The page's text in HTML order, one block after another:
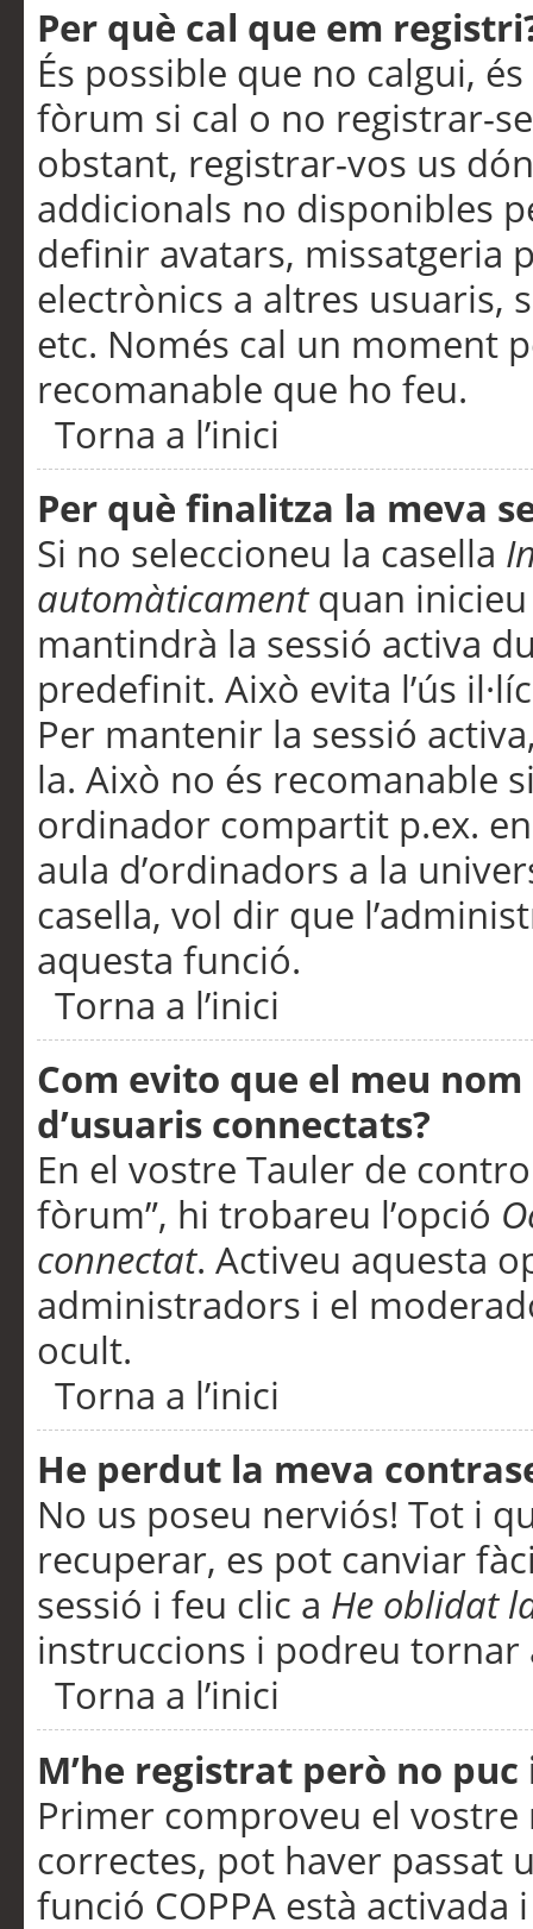
Per què cal que em
És possible que no calgui,
fòrum si cal o no registrar-
obstant, registrar-vos us
addicionals no disponibles
definir avatars, missatgeria
electrònics a altres usuaris,
etc. Només cal un moment
recomanable que ho feu.
Torna a l’inici
Per què finalitza la meva
Si no seleccioneu la casella
automàticamentquan inicieu
mantindrà la sessió activa
predefinit. Això evita l’ús
Per mantenir la sessió
la. Això no és recomanable
ordinador compartit p.ex.
aula d’ordinadors a la
casella, vol dir que
aquesta funció.
Torna a l’inici
Com evito que el meu
d’usuaris connectats?
En el vostre Tauler de
fòrum”, hi trobareu l’opció
connectat. Activeu aquesta
administradors i el
ocult.
Torna a l’inici
He perdut la meva
No us poseu nerviós! Tot i
recuperar, es pot canviar
sessió i feu clic a He oblidat
instruccions i podreu tornar
Torna a l’inici
M’he registrat però no
Primer comproveu el vostre
correctes, pot haver passat
funció COPPA està